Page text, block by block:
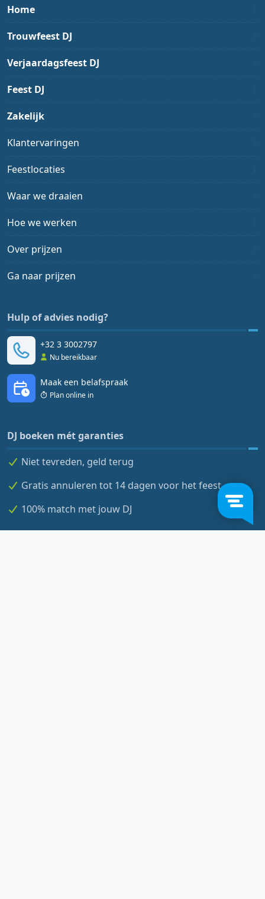
Home
Trouwfeest DJ
Verjaardagsfeest DJ
Feest DJ
Zakelijk
Klantervaringen
Feestlocaties
Waar we draaien
Hoe we werken
Over prijzen
Ga naar prijzen
Hulp of advies nodig?
+32 3 3002797
Nu bereikbaar
Maak een belafspraak
Plan online in
DJ boeken mét garanties
Niet tevreden, geld terug
Gratis annuleren tot 14 dagen voor het feest
100% match met jouw DJ